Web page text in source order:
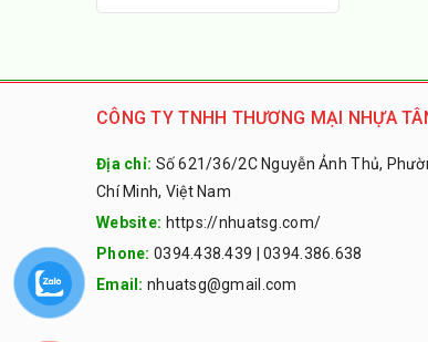
CÔNG TY TNHH THƯƠNG MẠI NHỰA
Địa chỉ: Số 621/36/2C Nguyễn Ảnh Thủ,
Chí Minh, Việt Nam
Website: https://nhuatsg.com/
Phone: 0394.438.439 |0394.386.638
Email: nhuatsg@gmail.com